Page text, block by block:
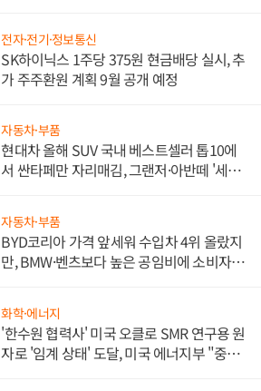
전자·전기·정보통신
SK하이닉스 1주당 375원 현금배당 실시, 추
가 주주환원 계획 9월 공개 예정
자동차·부품
현대차 올해 SUV 국내 베스트셀러 톱10에
서 싼타페만 자리매김, 그랜저·아반떼 '세단
자동차·부품
BYD코리아 가격 앞세워 수입차 4위 올랐지
만, BMW·벤츠보다 높은 공임비에 소비자
화학·에너지
'한수원 협력사' 미국 오클로 SMR 연구용 원
자로 '임계 상태' 도달, 미국 에너지부 "중요